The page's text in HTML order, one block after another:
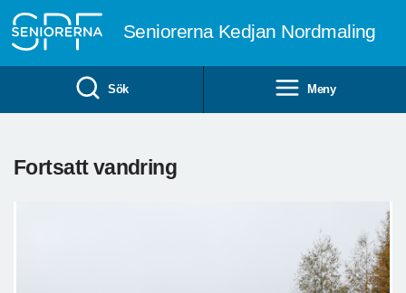
Seniorerna Kedjan Nordmaling
Sök Meny
Fortsatt vandring